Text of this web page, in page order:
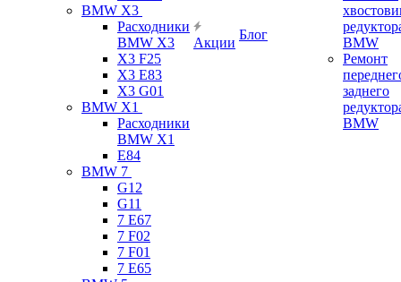
BMW X3
Расходники
BMW X3
X3 F25
X3 E83
X3 G01
BMW X1
Расходники
BMW X1
E84
BMW 7
G12
G11
7 Е67
7 F02
7 F01
7 E65
Акции
Блог
BMW
Ремонт
заднего
BMW